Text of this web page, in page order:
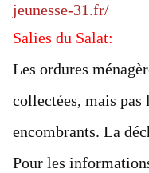
jeunesse-31.fr/
Salies du Salat:
Les ordures
collectées, mais pas
encombrants. La
Pour les